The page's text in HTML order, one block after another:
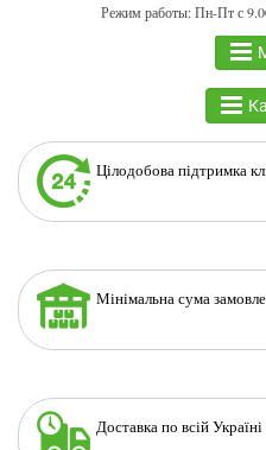
Режим работы: Пн-Пт с
Цілодобова
Мінімальна сума
Доставка по всій